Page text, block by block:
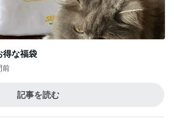
得な福袋
前
記事を読む